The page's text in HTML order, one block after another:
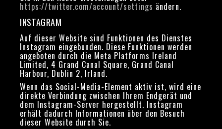
https://twitter.com/account/settings ändern.
INSTAGRAM
Auf dieser Website sind Funktionen des Dienstes
Instagram eingebunden. Diese Funktionen werden
angeboten durch die Meta Platforms Ireland
Limited, 4 Grand Canal Square, Grand Canal
Harbour, Dublin 2, Irland.
Wenn das Social-Media-Element aktiv ist, wird eine
direkte Verbindung zwischen Ihrem Endgerät und
dem Instagram-Server hergestellt. Instagram
erhält dadurch Informationen über den Besuch
dieser Website durch Sie.